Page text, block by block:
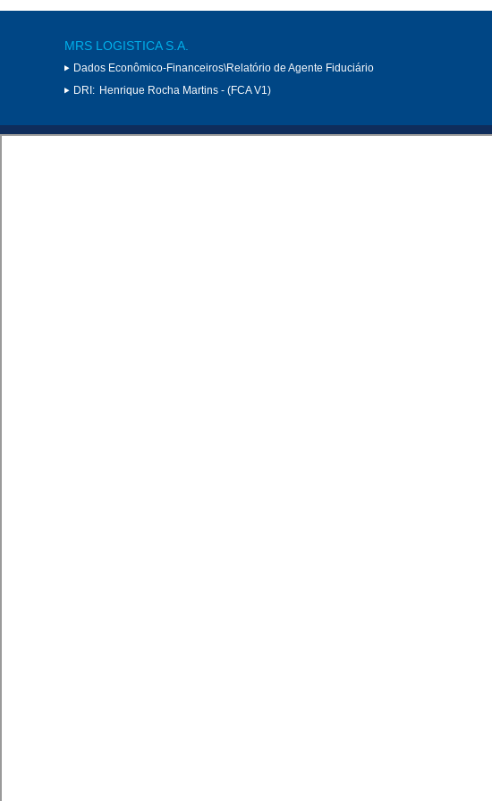
MRS LOGISTICA S.A.
Dados Econômico-Financeiros\Relatório de Agente Fiduciário
DRI: Henrique Rocha Martins - (FCA V1)